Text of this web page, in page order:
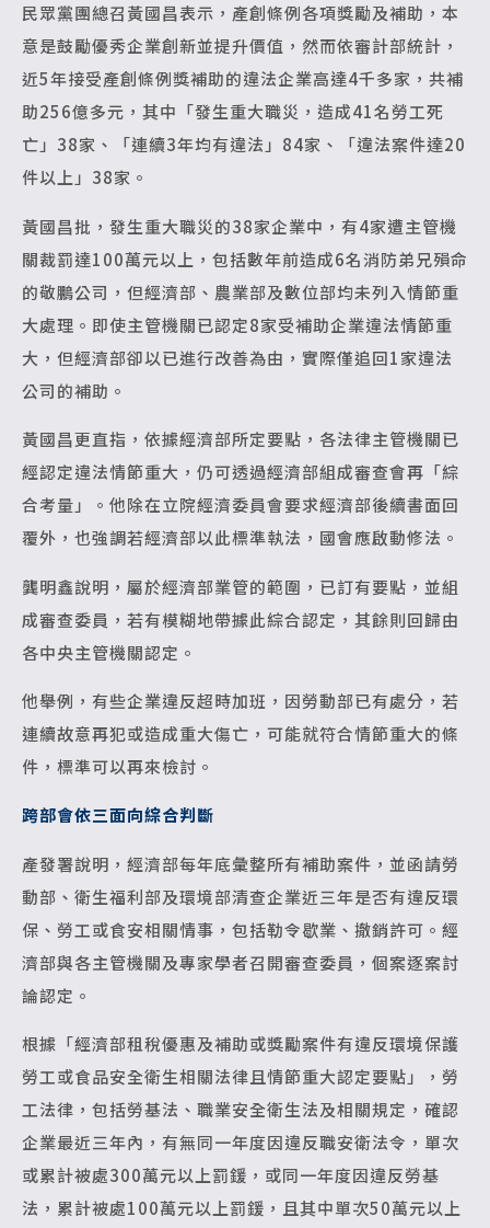
民眾黨團總召黃國昌表示，產創條例各項獎勵及補助，本
意是鼓勵優秀企業創新並提升價值，然而依審計部統計，
近5年接受產創條例獎補助的違法企業高達4千多家，共補
助256億多元，其中「發生重大職災，造成41名勞工死
亡」38家、「連續3年均有違法」84家、「違法案件達20
件以上」38家。
黃國昌批，發生重大職災的38家企業中，有4家遭主管機
關裁罰達100萬元以上，包括數年前造成6名消防弟兄殞命
的敬鵬公司，但經濟部、農業部及數位部均未列入情節重
大處理。即使主管機關已認定8家受補助企業違法情節重
大，但經濟部卻以已進行改善為由，實際僅追回1家違法
公司的補助。
黃國昌更直指，依據經濟部所定要點，各法律主管機關已
經認定違法情節重大，仍可透過經濟部組成審查會再「綜
合考量」。他除在立院經濟委員會要求經濟部後續書面回
覆外，也強調若經濟部以此標準執法，國會應啟動修法。
龔明鑫說明，屬於經濟部業管的範圍，已訂有要點，並組
成審查委員，若有模糊地帶據此綜合認定，其餘則回歸由
各中央主管機關認定。
他舉例，有些企業違反超時加班，因勞動部已有處分，若
連續故意再犯或造成重大傷亡，可能就符合情節重大的條
件，標準可以再來檢討。
跨部會依三面向綜合判斷
產發署說明，經濟部每年底彙整所有補助案件，並函請勞
動部、衛生福利部及環境部清查企業近三年是否有違反環
保、勞工或食安相關情事，包括勒令歇業、撤銷許可。經
濟部與各主管機關及專家學者召開審查委員，個案逐案討
論認定。
根據「經濟部租稅優惠及補助或獎勵案件有違反環境保護
勞工或食品安全衛生相關法律且情節重大認定要點」，勞
工法律，包括勞基法、職業安全衛生法及相關規定，確認
企業最近三年內，有無同一年度因違反職安衛法令，單次
或累計被處300萬元以上罰鍰，或同一年度因違反勞基
法，累計被處100萬元以上罰鍰，且其中單次50萬元以上